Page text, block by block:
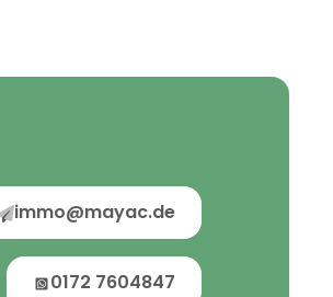
immo@mayac.de
0172 7604847